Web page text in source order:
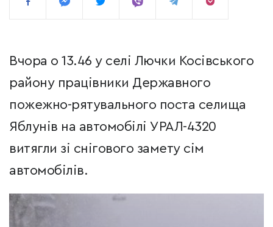
Вчора о 13.46 у селі Лючки Косівського
району працівники Державного
пожежно-рятувального поста селища
Яблунів на автомобілі УРАЛ-4320
витягли зі снігового замету сім
автомобілів.